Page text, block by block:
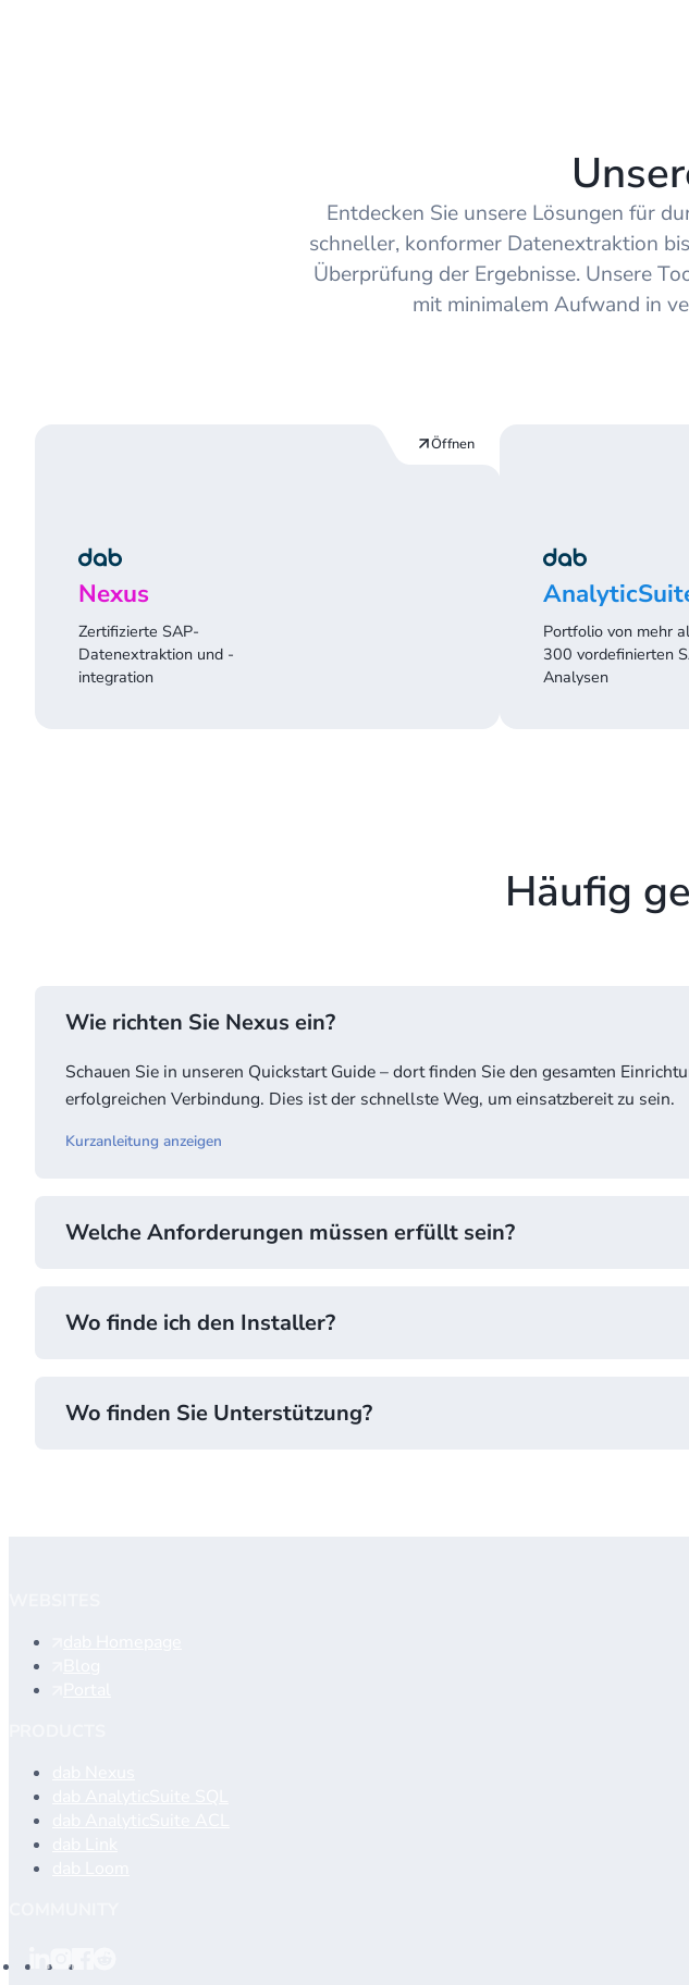
Entdecken Sie unsere Lösungen für
schneller, konformer Datenextraktion
Überprüfung der Ergebnisse. Unsere
mit minimalem Aufwand in
Nexus
Zertifizierte SAP-
Datenextraktion und -
integration
Öffnen
Portfolio von mehr
300 vordefinierten
Analysen
Häufig
Wie richten Sie Nexus ein?
Schauen Sie in unseren Quickstart Guide – dort finden Sie den gesamten
erfolgreichen Verbindung. Dies ist der schnellste Weg, um einsatzbereit zu sein.
Kurzanleitung anzeigen
Welche Anforderungen müssen erfüllt sein?
Wo finde ich den Installer?
Wo finden Sie Unterstützung?